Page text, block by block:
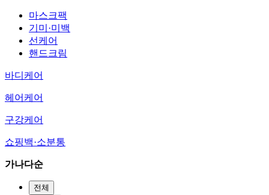
마스크팩
기미·미백
선케어
핸드크림
바디케어
헤어케어
구강케어
쇼핑백·소분통
가나다순
전체